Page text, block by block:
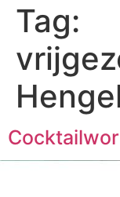
Tag: